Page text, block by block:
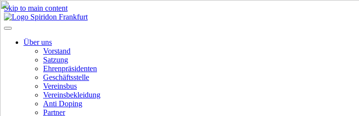
Skip to main content
Über uns
Vorstand
Satzung
Ehrenpräsidenten
Geschäftsstelle
Vereinsbus
Vereinsbekleidung
Anti Doping
Partner